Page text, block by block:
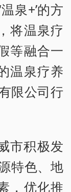
泉+’的方
将温泉疗
等融合一
温泉疗养
限公司行
市积极发
特色、地
，优化推